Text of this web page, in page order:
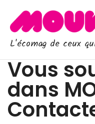
L'écomag de ceux
Vous
dans